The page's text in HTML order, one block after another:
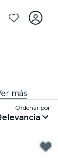
más
Ordenar por